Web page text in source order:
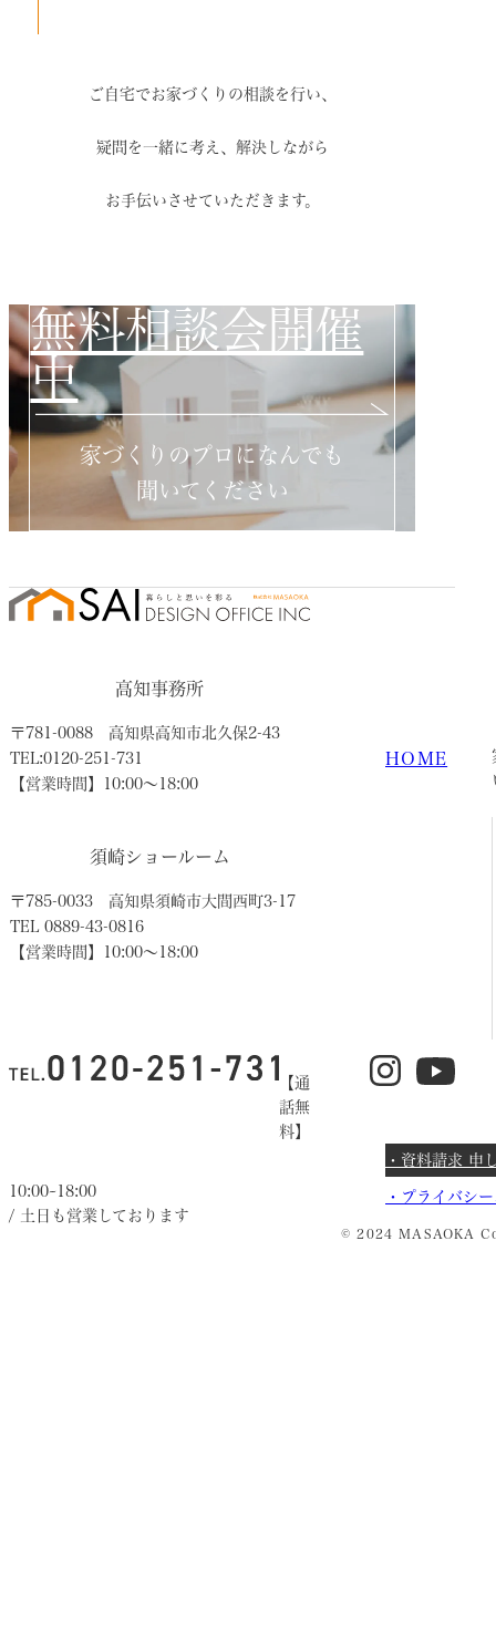
ご自宅でお家づくりの相談を行い、
疑問を一緒に考え、解決しながら
お手伝いさせていただきます。
無料相談会開催
中
家づくりのプロになんでも
聞いてください
高知事務所
〒781-0088 高知県高知市北久保2-43
TEL:0120-251-731
【営業時間】10:00〜18:00
須崎ショールーム
〒785-0033 高知県須崎市大間西町3-17
TEL 0889-43-0816
【営業時間】10:00〜18:00
【通
話無
料】
10:00~18:00
/ 土日も営業しております
HOME
・資料請求 申
・ プライバシ
© 2024 MASAOKA